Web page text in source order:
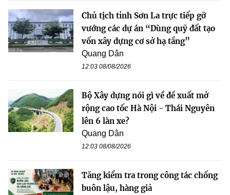
Chủ tịch tỉnh Sơn La trực tiếp gỡ
vướng các dự án “Dùng quỹ đất tạo
vốn xây dựng cơ sở hạ tầng”
Quang Dân
12:03 08/08/2026
Bộ Xây dựng nói gì về đề xuất mở
rộng cao tốc Hà Nội - Thái Nguyên
lên 6 làn xe?
Quang Dân
12:03 08/08/2026
Tăng kiểm tra trong công tác chống
buôn lậu, hàng giả